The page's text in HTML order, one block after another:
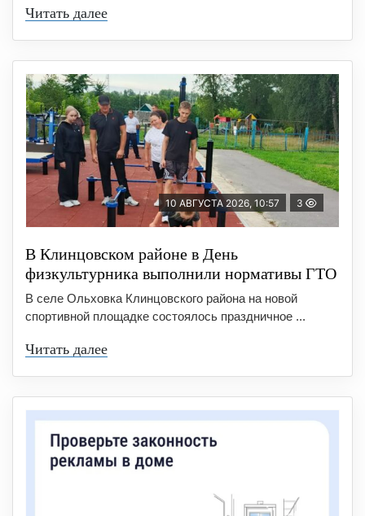
Читать далее
10 АВГУСТА 2026, 10:57 3
В Клинцовском районе в День
физкультурника выполнили нормативы ГТО
В селе Ольховка Клинцовского района на новой
спортивной площадке состоялось праздничное ...
Читать далее